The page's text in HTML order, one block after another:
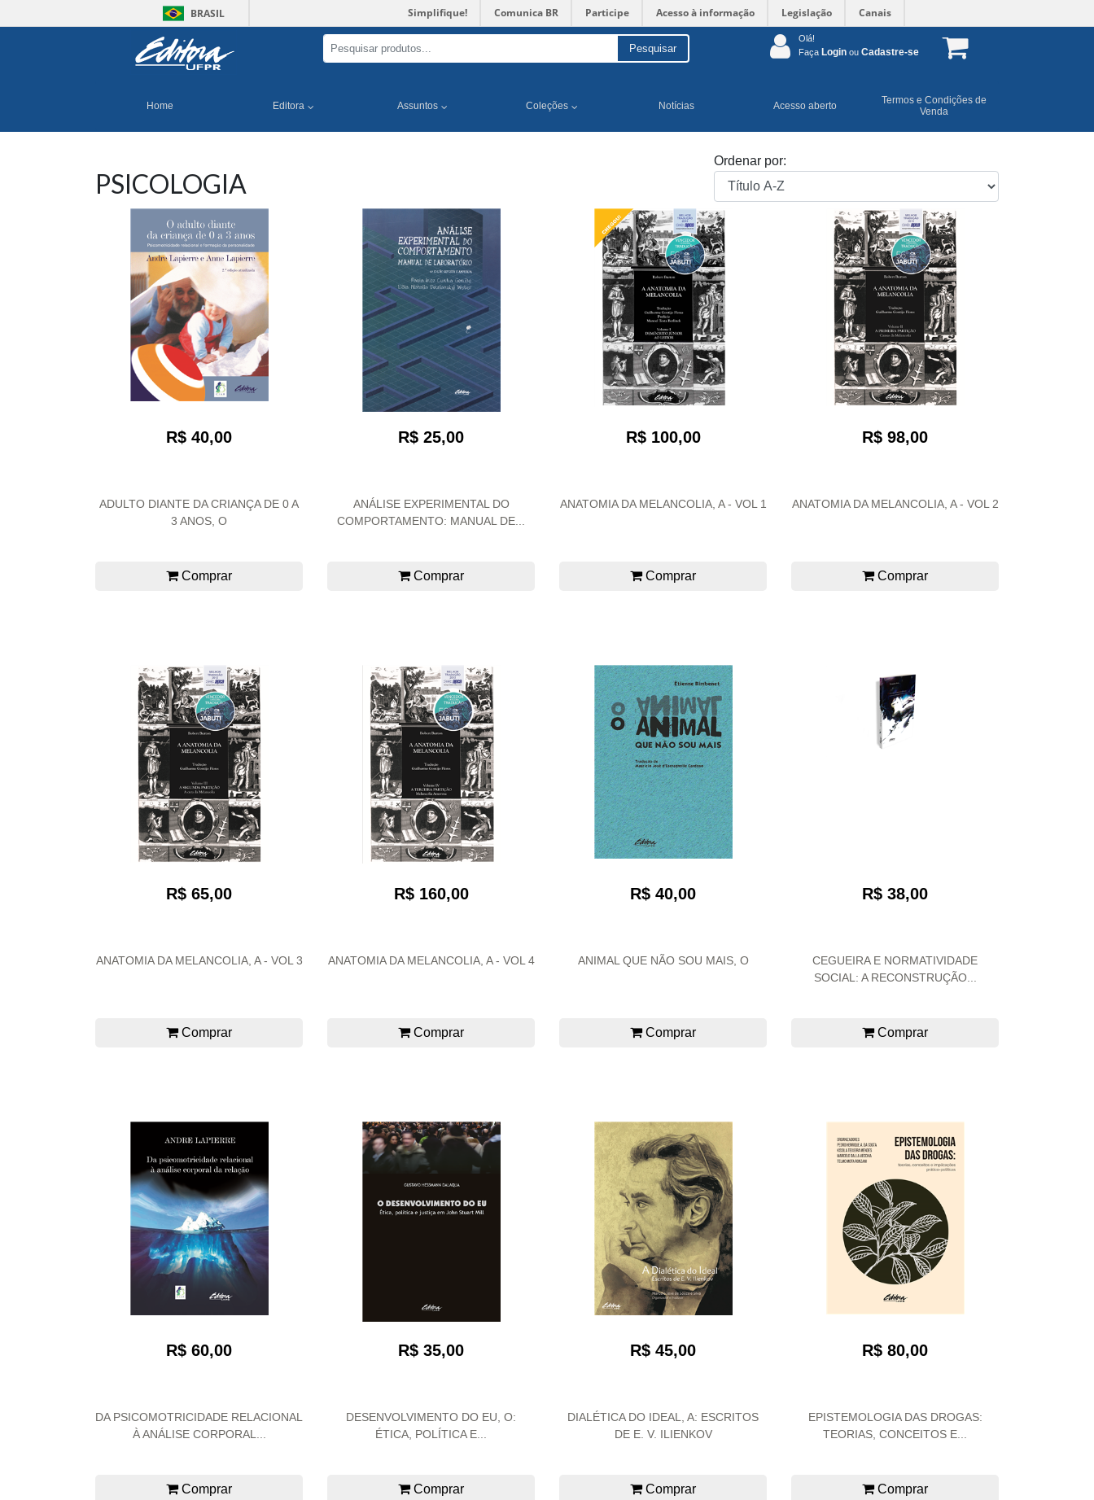
BRASIL Simplifique! Comunica BR Participe Acesso à informação Legislação Canais
Pesquisar
Olá!
Faça Login ou Cadastre-se
Home Editora Assuntos Coleções Notícias Acesso aberto
Termos e Condições de
Venda
PSICOLOGIA
Ordenar por:
R$ 40,00
ADULTO DIANTE DA CRIANÇA DE 0 A
3 ANOS, O
Comprar
R$ 25,00
ANÁLISE EXPERIMENTAL DO
COMPORTAMENTO: MANUAL DE...
Comprar
R$ 100,00
ANATOMIA DA MELANCOLIA, A - VOL 1
Comprar
R$ 98,00
ANATOMIA DA MELANCOLIA, A - VOL 2
Comprar
R$ 65,00
ANATOMIA DA MELANCOLIA, A - VOL 3
Comprar
R$ 160,00
ANATOMIA DA MELANCOLIA, A - VOL 4
Comprar
R$ 40,00
ANIMAL QUE NÃO SOU MAIS, O
Comprar
R$ 38,00
CEGUEIRA E NORMATIVIDADE
SOCIAL: A RECONSTRUÇÃO...
Comprar
R$ 60,00
DA PSICOMOTRICIDADE RELACIONAL
À ANÁLISE CORPORAL...
Comprar
R$ 35,00
DESENVOLVIMENTO DO EU, O:
ÉTICA, POLÍTICA E...
Comprar
R$ 45,00
DIALÉTICA DO IDEAL, A: ESCRITOS
DE E. V. ILIENKOV
Comprar
R$ 80,00
EPISTEMOLOGIA DAS DROGAS:
TEORIAS, CONCEITOS E...
Comprar